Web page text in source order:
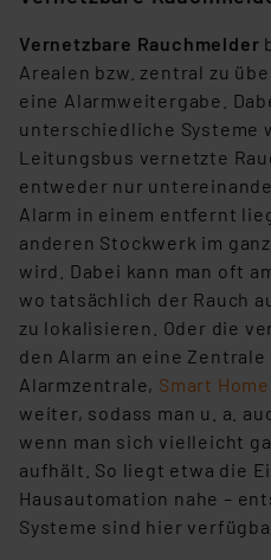
Vernetzbare Rauchmelder
Arealen bzw. zentral zu
eine Alarmweitergabe.
unterschiedliche Systeme
Leitungsbus vernetzte
entweder nur
Alarm in einem entfernt
anderen Stockwerk im
wird. Dabei kann man oft
wo tatsächlich der Rauch
zu lokalisieren. Oder die
den Alarm an eine
Alarmzentrale, Smart
weiter, sodass man u. a.
wenn man sich vielleicht
aufhält. So liegt etwa die
Hausautomation nahe –
Systeme sind hier